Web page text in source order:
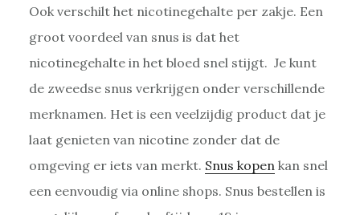
Ook verschilt het nicotinegehalte per zakje. Een
groot voordeel van snus is dat het
nicotinegehalte in het bloed snel stijgt. Je kunt
de zweedse snus verkrijgen onder verschillende
merknamen. Het is een veelzijdig product dat je
laat genieten van nicotine zonder dat de
omgeving er iets van merkt. Snus kopen kan snel
een eenvoudig via online shops. Snus bestellen is